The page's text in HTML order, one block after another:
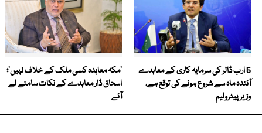
5 ارب ڈالر کی سرمایہ کاری کے معاہدے
آئندہ ماہ سے شروع ہونے کی توقع ہے،
وزیر پیٹرولیم
‘مکہ معاہدہ کسی ملک کے خلاف نہیں’؛
اسحاق ڈار معاہدے کے نکات سامنے لے
آئے